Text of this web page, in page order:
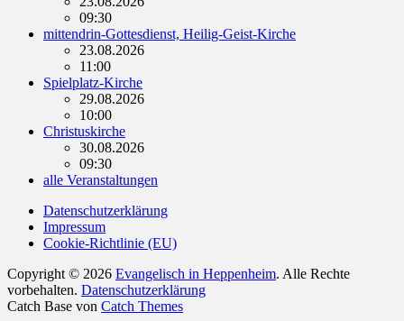
09:30
mittendrin-Gottesdienst, Heilig-Geist-Kirche
23.08.2026
11:00
Spielplatz-Kirche
29.08.2026
10:00
Christuskirche
30.08.2026
09:30
alle Veranstaltungen
Datenschutzerklärung
Impressum
Cookie-Richtlinie (EU)
Copyright © 2026 Evangelisch in Heppenheim. Alle Rechte
vorbehalten. Datenschutzerklärung
Catch Base von Catch Themes